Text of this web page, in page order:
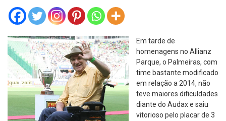
Em tarde de
homenagens no Allianz
Parque, o Palmeiras, com
time bastante modificado
em relação a 2014, não
teve maiores dificuldades
diante do Audax e saiu
vitorioso pelo placar de 3